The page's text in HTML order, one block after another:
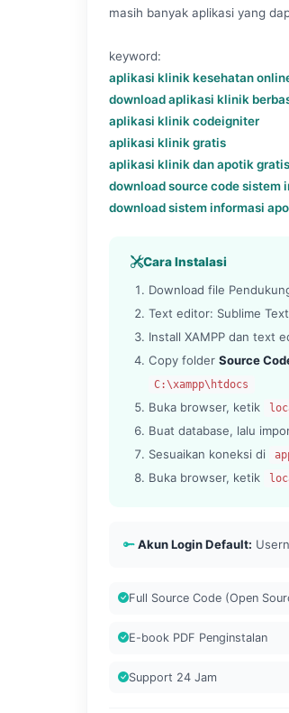
masih banyak aplikasi yang
keyword:
aplikasi klinik kesehatan
download aplikasi klinik
aplikasi klinik codeigniter
aplikasi klinik gratis
aplikasi klinik dan apotik gratis
download source code sistem
download sistem informasi
Cara Instalasi
Download file
Text editor: Sublime
Install XAMPP dan text
Copy folder Source
C:\xampp\htdocs
Buka browser, ketik
Buat database, lalu
Sesuaikan koneksi di
Buka browser, ketik
Akun Login Default:
Full Source Code (Open
E-book PDF Penginstalan
Support 24 Jam